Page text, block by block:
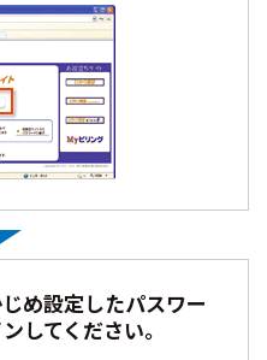
め設定したパスワー
してください。